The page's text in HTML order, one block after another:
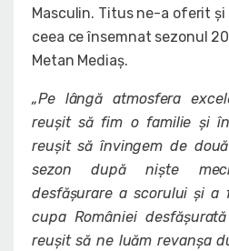
Masculin. Titus ne-a oferit și
ceea ce însemnat sezonul
Metan Mediaș.
„Pe lângă atmosfera
reușit să fim o familie și
reușit să învingem de
sezon după niște
desfășurare a scorului și a
cupa României
reușit să ne luăm revanșa